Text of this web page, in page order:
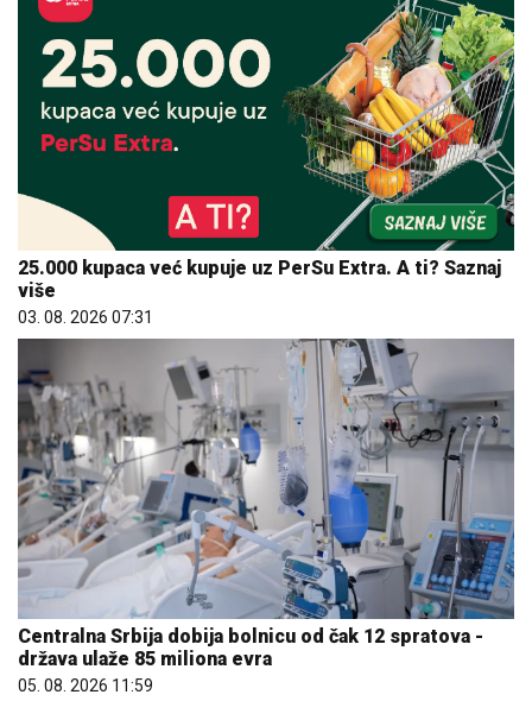
25.000 kupaca već kupuje uz PerSu Extra. A ti? Saznaj
više
03. 08. 2026 07:31
Centralna Srbija dobija bolnicu od čak 12 spratova -
država ulaže 85 miliona evra
05. 08. 2026 11:59